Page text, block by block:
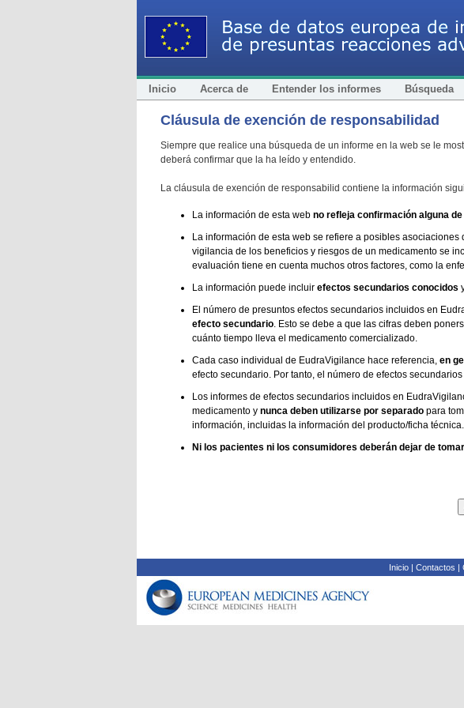
Inicio Acerca de Entender los informes Búsqueda
Cláusula de exención de responsabilidad
Siempre que realice una búsqueda de un informe en la web se le
deberá confirmar que la ha leído y entendido.
La cláusula de exención de responsabilid contiene la información
La información de esta web no refleja confirmación alguna
La información de esta web se refiere a posibles asociaciones
vigilancia de los beneficios y riesgos de un medicamento se
evaluación tiene en cuenta muchos otros factores, como la
La información puede incluir efectos secundarios conocidos
El número de presuntos efectos secundarios incluidos en
efecto secundario. Esto se debe a que las cifras deben
cuánto tiempo lleva el medicamento comercializado.
Cada caso individual de EudraVigilance hace referencia, en
efecto secundario. Por tanto, el número de efectos
Los informes de efectos secundarios incluidos en
medicamento y nunca deben utilizarse por separado para
información, incluidas la información del producto/ficha técnica.
Ni los pacientes ni los consumidores deberán dejar de
Inicio | Contactos |